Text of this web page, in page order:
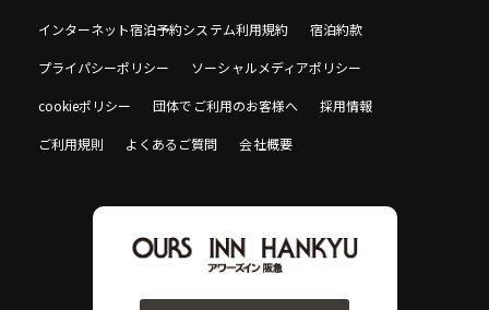
インターネット宿泊予約システム利用規約 宿泊約款
プライパシーポリシー ソーシャルメディアポリシー
cookieポリシー 団体でご利用のお客様へ 採用情報
ご利用規則 よくあるご質問 会社概要